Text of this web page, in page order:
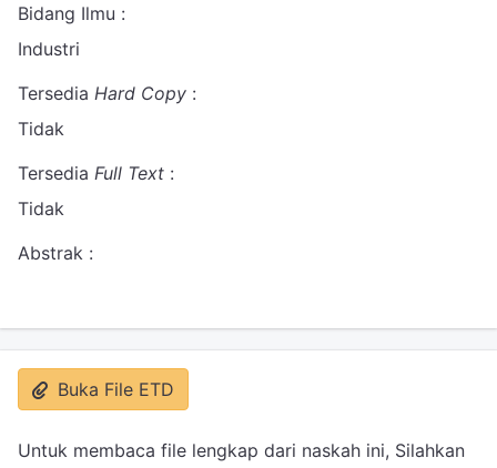
Bidang Ilmu :
Industri
Tersedia Hard Copy :
Tidak
Tersedia Full Text :
Tidak
Abstrak :
Buka File ETD
Untuk membaca file lengkap dari naskah ini, Silahkan